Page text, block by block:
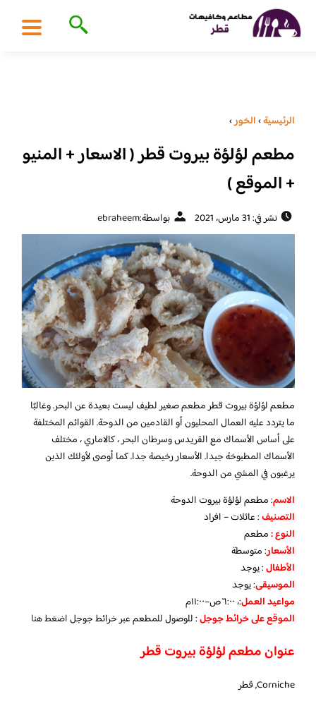
الرئيسية›الخور›
مطعم لؤلؤة بيروت قطر ( الاسعار + المنيو
+ الموقع )
نشر في: 31 مارس، 2021 بواسطة:ebraheem
مطعم لؤلؤة بيروت قطر مطعم صغير لطيف ليست بعيدة عن البحر. وغالبًا
ما يتردد عليه العمال المحليون أو القادمين من الدوحة. القوائم المختلفة
على أساس الأسماك مع القريدس وسرطان البحر ، كالاماري ، مختلف
الأسماك المطبوخة جيدا. الأسعار رخيصة جدا. كما أوصى لأولئك الذين
يرغبون في المشي من الدوحة.
الاسم: مطعم لؤلؤة بيروت الدوحة
التصنيف: عائلات – افراد
النوع :مطعم
الأسعار:متوسطة
الأطفال:يوجد
الموسيقى:يوجد
مواعيد العمل:، ٦:٠٠ص–١١:٠٠م
الموقع على خرائط جوجل: للوصول للمطعم عبر خرائط جوجلاضغط هنا
عنوان مطعم لؤلؤة بيروت قطر
Corniche, قطر